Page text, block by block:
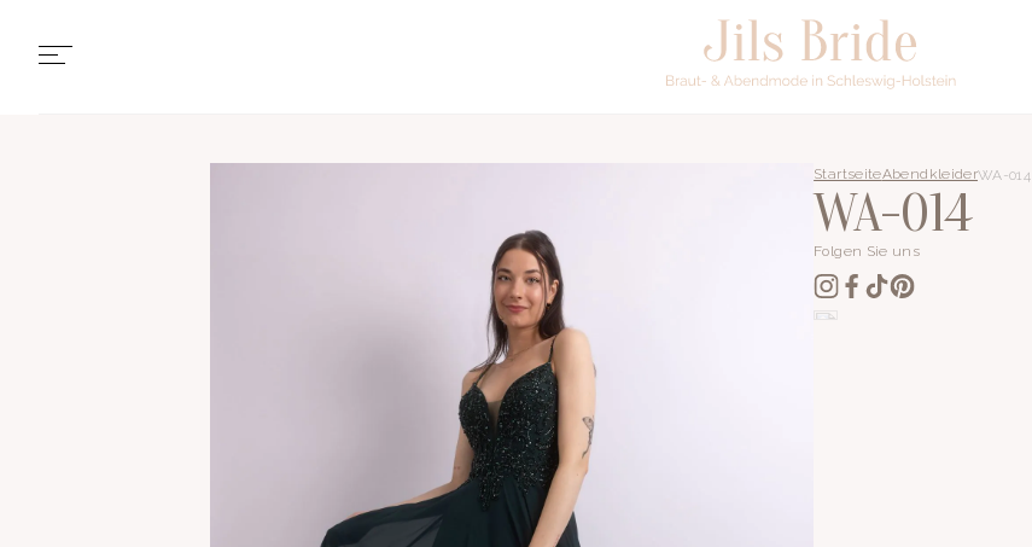
StartseiteAbendkleiderWA-014
WA-014
Folgen Sie uns